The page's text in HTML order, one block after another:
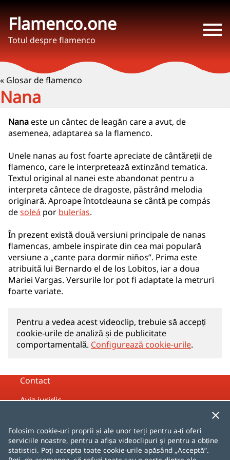
Flamenco.one
Totul despre flamenco
« Glosar de flamenco
Nana
Nanaeste un cântec de leagăn care a avut, de
asemenea, adaptarea sa la flamenco.
Unele nanas au fost foarte apreciate de cântăreții de
flamenco, care le interpretează extinzând tematica.
Textul original al nanei este abandonat pentru a
interpreta cântece de dragoste, păstrând melodia
originară. Aproape întotdeauna se cântă pe compás
desoleá por bulerías.
În prezent există două versiuni principale de nanas
flamencas, ambele inspirate din cea mai populară
versiune a „cante para dormir niños”. Prima este
atribuită lui Bernardo el de los Lobitos, iar a doua
Mariei Vargas. Versurile lor pot fi adaptate la metruri
foarte variate.
Pentru a vedea acest videoclip, trebuie să accepți
cookie-urile de analiză și de publicitate
comportamentală. Configurează cookie-urile.
Contact
Aviz juridic
Politica de cookie-uri
Folosim cookie-uri proprii și ale unor terți pentru a-ți oferi
serviciile noastre, pentru a afișa videoclipuri și pentru a obține
statistici. Poți accepta toate cookie-urile apăsând „Acceptă”.